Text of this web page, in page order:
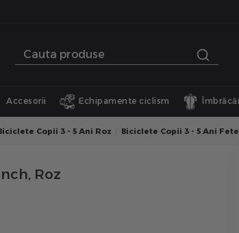
Accesorii Echipamente ciclism
Copii 3 - 5 Ani Roz Biciclete Copii 3 - 5 Ani Fete
Roz